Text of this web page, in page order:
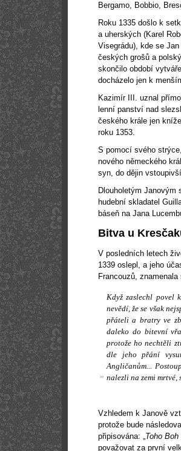
Bergamo, Bobbio,
Roku 1335 došlo k
a uherských (Karel
Visegrádu), kde se
českých grošů a
skončilo období
docházelo jen k
Kazimír III. uznal
lenní panství nad
českého krále jen
roku 1353.
S pomocí svého
nového německého
syn, do dějin
Dlouholetým Janovým
hudební skladatel
báseň na Jana
Bitva u
V posledních letech
1339 oslepl, a jeho
Francouzů,
„
Když zaslechl povel
nevědí, že se však
přáteli a bratry ve
daleko do bitevní
protože ho nechtěli
dle jeho přání
Angličanům...
nalezli na zemi mrtvé,
Vzhledem k Janově
protože bude
připisována: „ Toho
považovat za první